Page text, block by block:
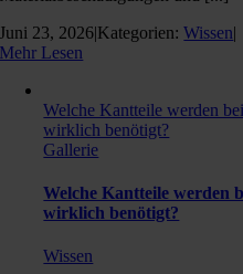
Juni 23, 2026|Kategorien:Wissen|
Mehr Lesen
Welche Kantteile werden
wirklich benötigt?
Gallerie
Welche Kantteile werden
wirklich benötigt?
Wissen